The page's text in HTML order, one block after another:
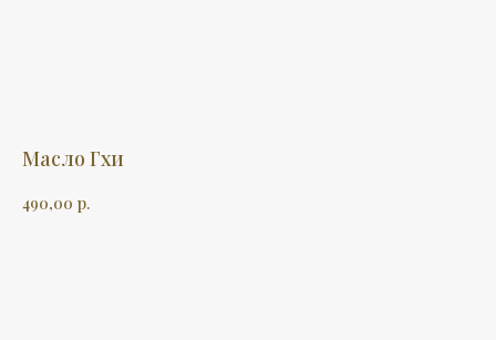
Масло Гхи
490,00 р.